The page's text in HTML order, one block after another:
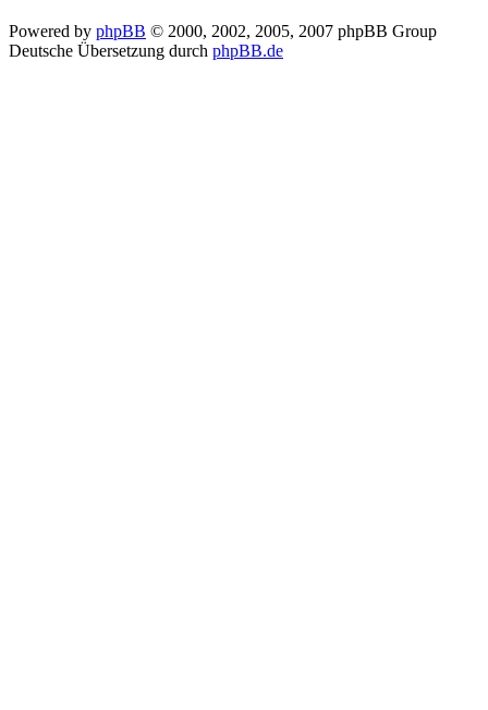
Powered by phpBB © 2000, 2002, 2005, 2007 phpBB Group
Deutsche Übersetzung durch phpBB.de